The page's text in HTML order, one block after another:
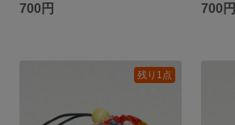
700円 700円
残り1点